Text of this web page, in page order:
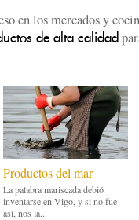
en los mercados y
de alta calidad
Productos del mar
La palabra mariscada debió
inventarse en Vigo, y si no fue
así, nos la...